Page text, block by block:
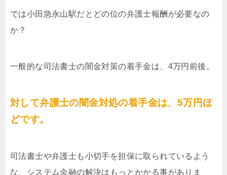
では小田急永山駅だとどの位の弁護士報酬が必要なの
か？
一般的な司法書士の闇金対策の着手金は、4万円前後。
対して弁護士の闇金対処の着手金は、5万円ほ
どです。
司法書士や弁護士も小切手を担保に取られているよう
な、システム金融の解決はもっとかかる事がありま